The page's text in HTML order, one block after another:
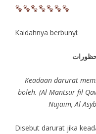
Kaidahnya berbunyi:
Keadaan darurat
boleh. (Al Mantsur fil
Nujaim, Al
Disebut darurat jika